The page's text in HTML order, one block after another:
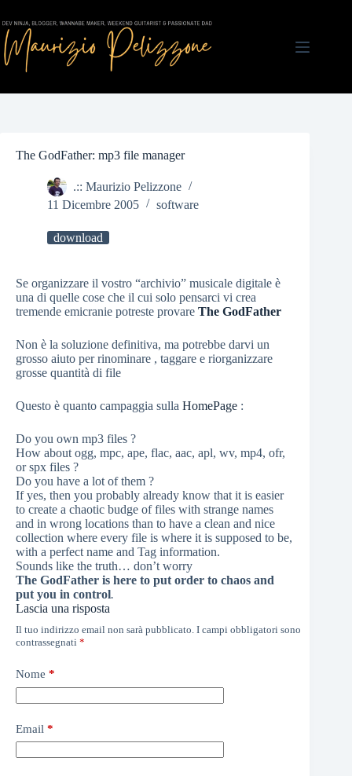
al
contenuto
The GodFather: mp3 file manager
.:: Maurizio Pelizzone
11 Dicembre 2005
software
download
Se organizzare il vostro “archivio” musicale digitale è
una di quelle cose che il cui solo pensarci vi crea
tremende emicranie potreste provare The GodFather
Non è la soluzione definitiva, ma potrebbe darvi un
grosso aiuto per rinominare , taggare e riorganizzare
grosse quantità di file
Questo è quanto campaggia sulla HomePage :
Do you own mp3 files ?
How about ogg, mpc, ape, flac, aac, apl, wv, mp4, ofr,
or spx files ?
Do you have a lot of them ?
If yes, then you probably already know that it is easier
to create a chaotic budge of files with strange names
and in wrong locations than to have a clean and nice
collection where every file is where it is supposed to be,
with a perfect name and Tag information.
Sounds like the truth… don’t worry
The GodFather is here to put order to chaos and
put you in control.
Lascia una risposta
Il tuo indirizzo email non sarà pubblicato. I campi obbligatori sono
contrassegnati *
Nome *
Email *